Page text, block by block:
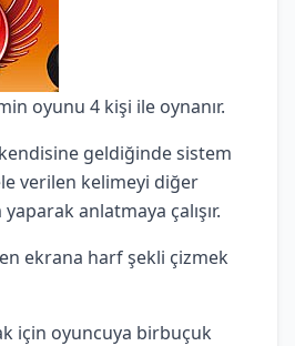
oyunu 4 kişi ile oynanır.
geldiğinde sistem
verilen kelimeyi diğer
anlatmaya çalışır.
ekrana harf şekli çizmek
için oyuncuya birbuçuk